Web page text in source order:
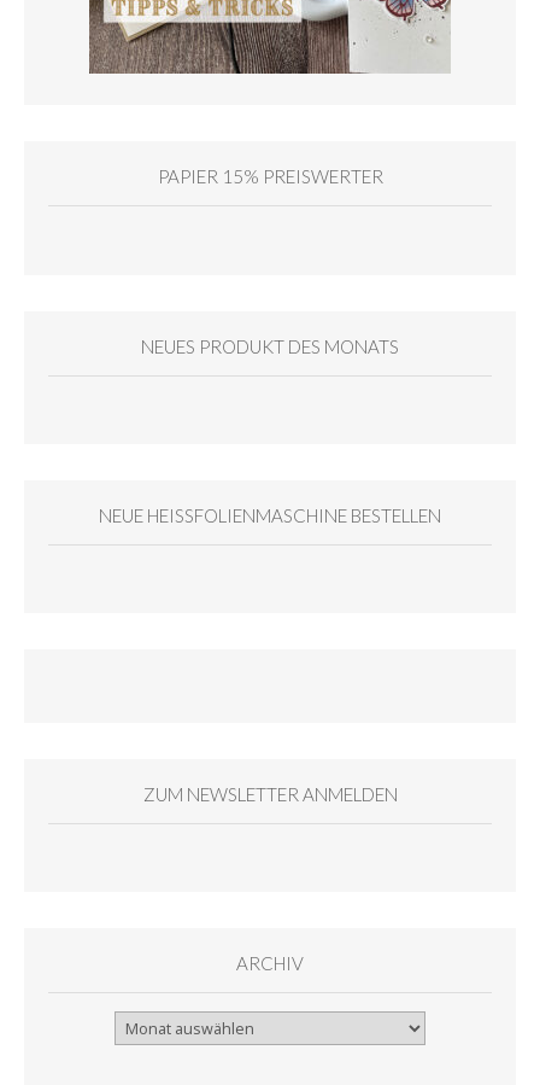
PAPIER 15% PREISWERTER
NEUES PRODUKT DES MONATS
NEUE HEISSFOLIENMASCHINE BESTELLEN
ZUM NEWSLETTER ANMELDEN
ARCHIV
Archiv